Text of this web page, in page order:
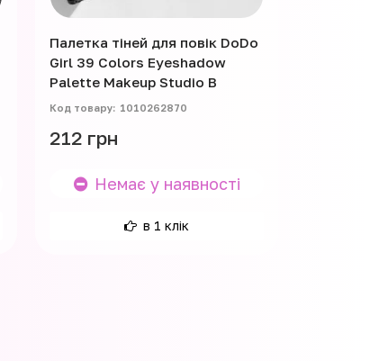
Палетка тіней для повік DoDo
Girl 39 Colors Eyeshadow
Palette Makeup Studio B
1010262870
212 грн
Немає у наявності
в 1 клік